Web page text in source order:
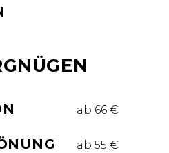
ab 66 €
ab 55 €